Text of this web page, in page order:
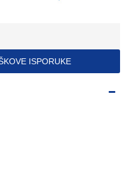
ISPORUKE